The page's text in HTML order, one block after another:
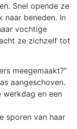
Snel opende ze
naar beneden. In
vochtige
ze zichzelf tot
meegemaakt?”
aangeschoven.
werkdag en een
sporen van haar